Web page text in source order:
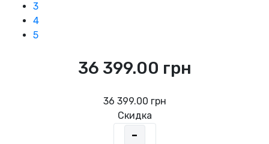
3
4
5
36 399.00 грн
36 399.00 грн
Скидка
-